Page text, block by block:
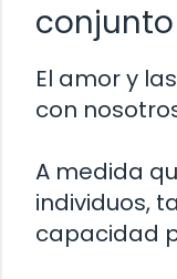
conjunto
El amor y
con
A medida
individuos,
capacidad